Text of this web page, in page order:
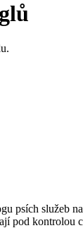
psích
pod kontrolou